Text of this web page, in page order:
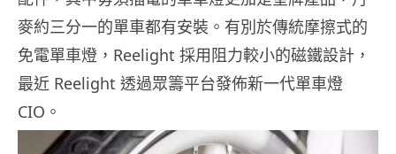
麥約三分一的單車都有安裝。有別於傳統摩擦式的
免電單車燈，Reelight 採用阻力較小的磁鐵設計，
最近 Reelight 透過眾籌平台發佈新一代單車燈
CIO。